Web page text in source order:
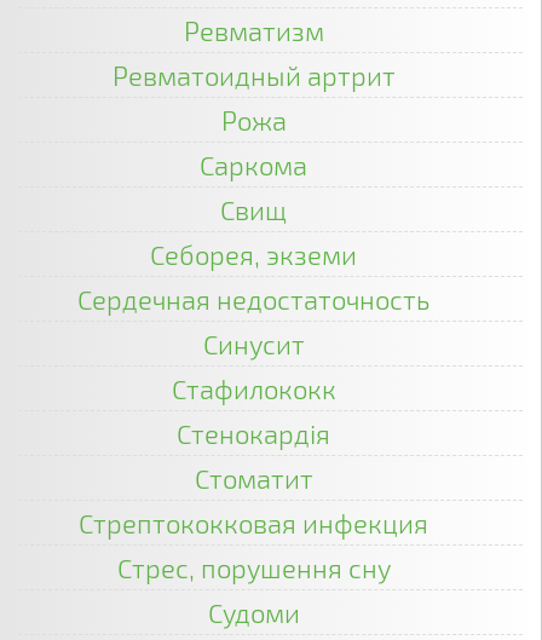
Ревматизм
Ревматоидный артрит
Рожа
Саркома
Свищ
Себорея, экземи
Сердечная недостаточность
Синусит
Стафилококк
Стенокардія
Стоматит
Стрептококковая инфекция
Стрес, порушення сну
Судоми